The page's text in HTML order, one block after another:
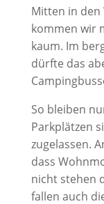
Mitten in den
kommen wir
kaum. Im
dürfte das
So bleiben
Parkplätzen
zugelassen.
dass
nicht stehen
fallen auch